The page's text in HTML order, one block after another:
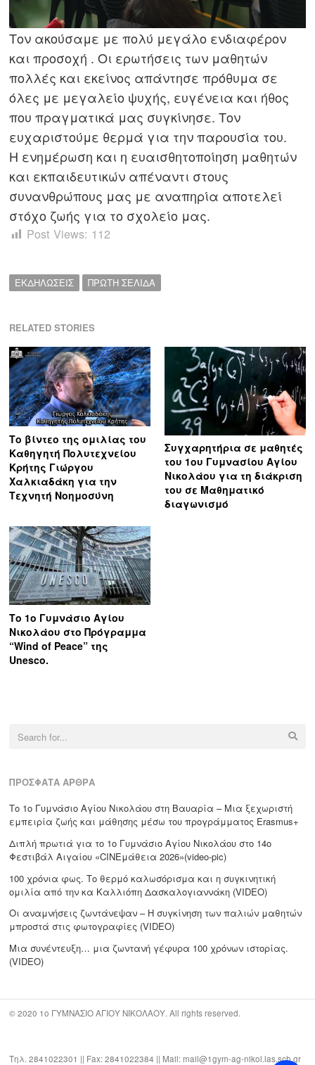
Τον ακούσαμε με πολύ μεγάλο ενδιαφέρον
και προσοχή . Οι ερωτήσεις των μαθητών
πολλές και εκείνος απάντησε πρόθυμα σε
όλες με μεγαλείο ψυχής, ευγένεια και ήθος
που πραγματικά μας συγκίνησε. Τον
ευχαριστούμε θερμά για την παρουσία του.
Η ενημέρωση και η ευαισθητοποίηση μαθητών
και εκπαιδευτικών απέναντι στους
συνανθρώπους μας με αναπηρία αποτελεί
στόχο ζωής για το σχολείο μας.
Post Views: 112
ΕΚΔΗΛΩΣΕΙΣ ΠΡΩΤΗ ΣΕΛΙΔΑ
RELATED STORIES
Το βίντεο της ομιλίας του
Καθηγητή Πολυτεχνείου
Κρήτης Γιώργου
Χαλκιαδάκη για την
Τεχνητή Νοημοσύνη
Συγχαρητήρια σε μαθητές
του 1ου Γυμνασίου Αγίου
Νικολάου για τη διάκριση
του σε Μαθηματικό
διαγωνισμό
Το 1ο Γυμνάσιο Αγίου
Νικολάου στο Πρόγραμμα
“Wind of Peace” της
Unesco.
ΠΡΌΣΦΑΤΑ ΆΡΘΡΑ
Το 1ο Γυμνάσιο Αγίου Νικολάου στη Βαυαρία – Μια ξεχωριστή
εμπειρία ζωής και μάθησης μέσω του προγράμματος Erasmus+
Διπλή πρωτιά για το 1ο Γυμνάσιο Αγίου Νικολάου στο 14ο
Φεστιβάλ Αιγαίου «CΙΝΕμάθεια 2026»(video-pic)
100 χρόνια φως. Το θερμό καλωσόρισμα και η συγκινητική
ομιλία από την κα Καλλιόπη Δασκαλογιαννάκη (VIDEO)
Οι αναμνήσεις ζωντάνεψαν – Η συγκίνηση των παλιών μαθητών
μπροστά στις φωτογραφίες (VIDEO)
Μια συνέντευξη… μια ζωντανή γέφυρα 100 χρόνων ιστορίας.
(VIDEO)
© 2020 1ο ΓΥΜΝΑΣΙΟ ΑΓΙΟΥ ΝΙΚΟΛΑΟΥ. All rights reserved.
Τηλ. 2841022301 || Fax: 2841022384 || Mail: mail@1gym-ag-nikol.las.sch.gr